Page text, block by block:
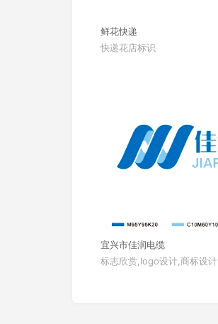
鲜花快递
快递花店标识
宜兴市佳润电缆
标志欣赏,logo设计,商标设计